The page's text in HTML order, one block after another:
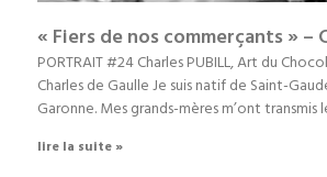
« Fiers de nos commerçants » –
PORTRAIT #24 Charles PUBILL, Art du
Charles de Gaulle Je suis natif de Saint-
Garonne. Mes grands-mères m’ont transmis
lire la suite »